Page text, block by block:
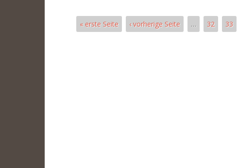
« erste Seite ‹ vorherige Seite … 32 33